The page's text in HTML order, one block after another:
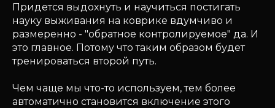
Придется выдохнуть и научиться постигать
науку выживания на коврике вдумчиво и
размеренно - "обратное контролируемое" да. И
это главное. Потому что таким образом будет
тренироваться второй путь.
Чем чаще мы что-то используем, тем более
автоматично становится включение этого